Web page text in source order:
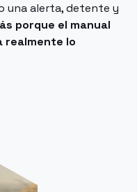
una alerta, detente y
porque el manual
realmente lo